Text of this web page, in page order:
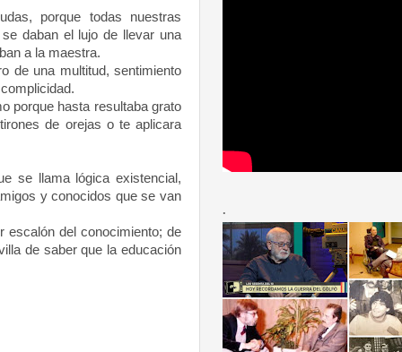
porque todas nuestras
daban el lujo de llevar una
a la maestra.
de una multitud, sentimiento
porque hasta resultaba grato
de orejas o te aplicara
se llama lógica existencial,
y conocidos que se van
escalón del conocimiento; de
de saber que la educación
.